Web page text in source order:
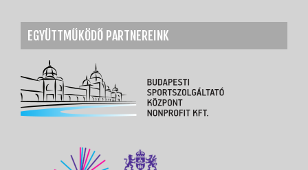
EGYÜTTMŰKÖDŐ PARTNEREINK